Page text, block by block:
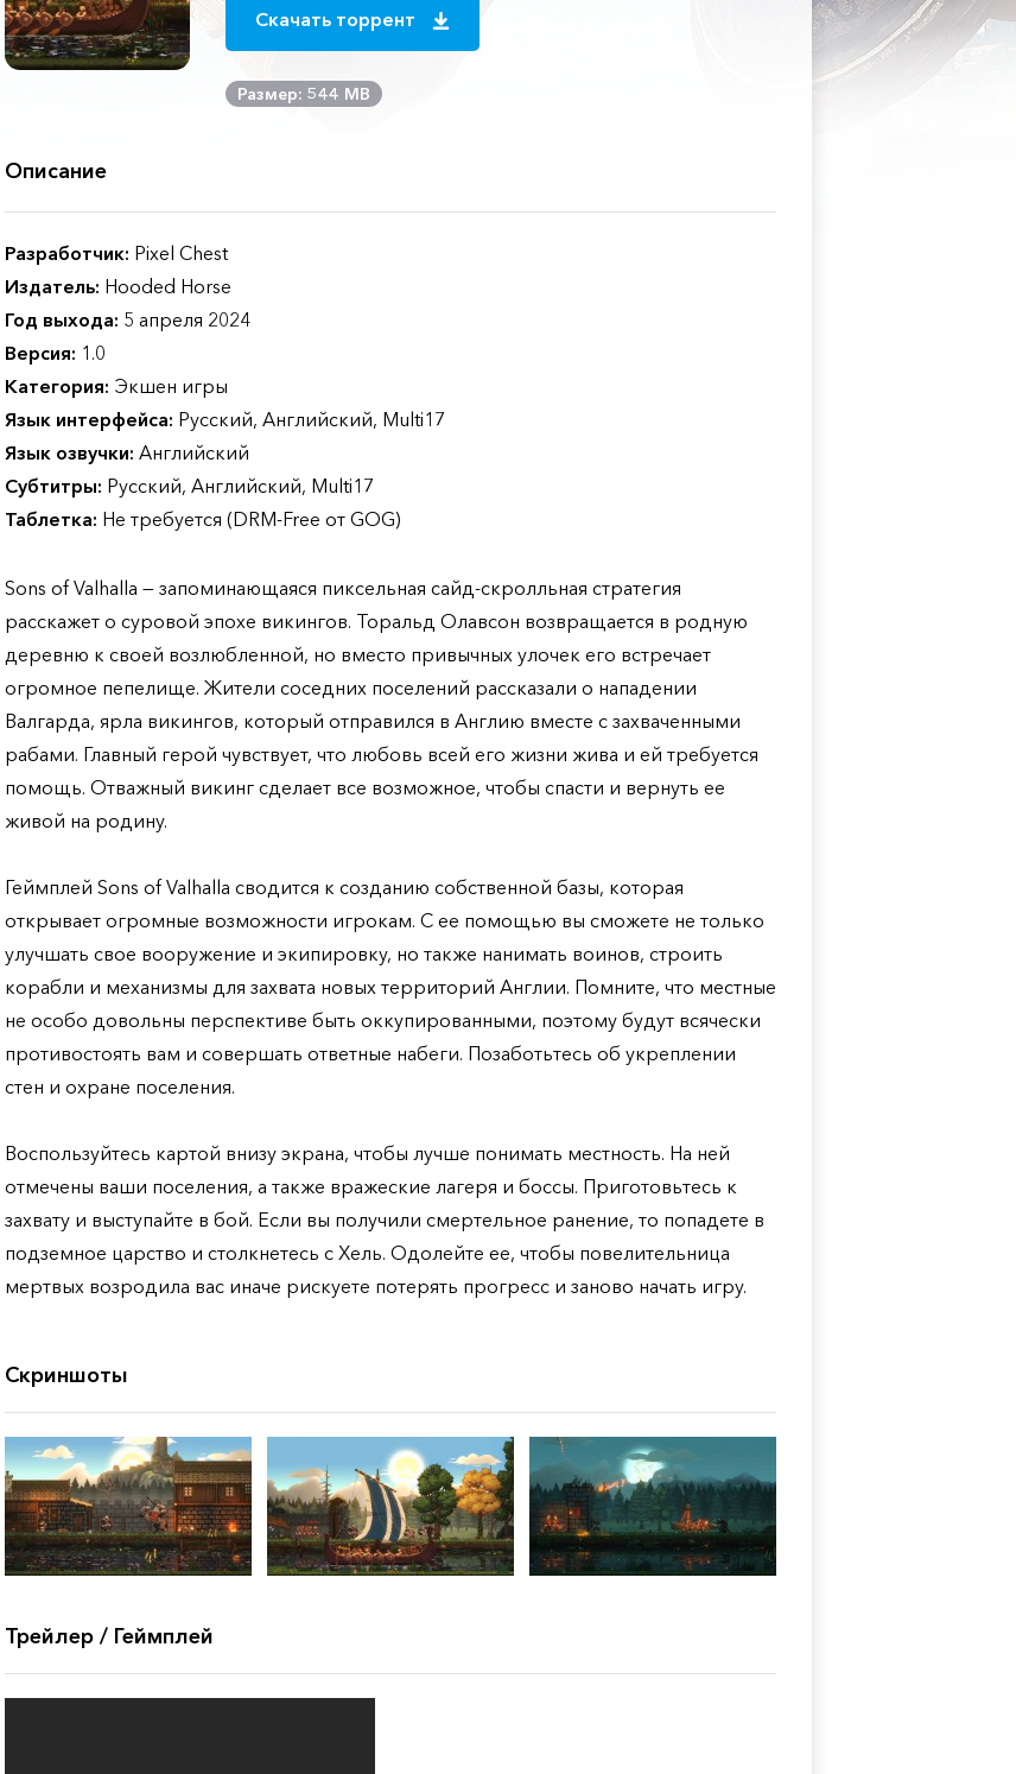
Скачать торрент
Размер: 544 MB
Описание
Разработчик: Pixel Chest
Издатель: Hooded Horse
Год выхода: 5 апреля 2024
Версия: 1.0
Категория: Экшен игры
Язык интерфейса: Русский, Английский, Multi17
Язык озвучки: Английский
Субтитры: Русский, Английский, Multi17
Таблетка: Не требуется (DRM-Free от GOG)
Sons of Valhalla — запоминающаяся пиксельная сайд-скролльная стратегия
расскажет о суровой эпохе викингов. Торальд Олавсон возвращается в родную
деревню к своей возлюбленной, но вместо привычных улочек его встречает
огромное пепелище. Жители соседних поселений рассказали о нападении
Валгарда, ярла викингов, который отправился в Англию вместе с захваченными
рабами. Главный герой чувствует, что любовь всей его жизни жива и ей требуется
помощь. Отважный викинг сделает все возможное, чтобы спасти и вернуть ее
живой на родину.
Геймплей Sons of Valhalla сводится к созданию собственной базы, которая
открывает огромные возможности игрокам. С ее помощью вы сможете не только
улучшать свое вооружение и экипировку, но также нанимать воинов, строить
корабли и механизмы для захвата новых территорий Англии. Помните, что местные
не особо довольны перспективе быть оккупированными, поэтому будут всячески
противостоять вам и совершать ответные набеги. Позаботьтесь об укреплении
стен и охране поселения.
Воспользуйтесь картой внизу экрана, чтобы лучше понимать местность. На ней
отмечены ваши поселения, а также вражеские лагеря и боссы. Приготовьтесь к
захвату и выступайте в бой. Если вы получили смертельное ранение, то попадете в
подземное царство и столкнетесь с Хель. Одолейте ее, чтобы повелительница
мертвых возродила вас иначе рискуете потерять прогресс и заново начать игру.
Скриншоты
Трейлер / Геймплей